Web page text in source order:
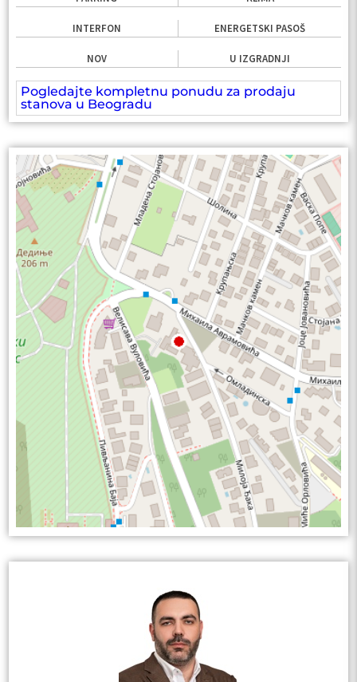
INTERFON ENERGETSKI PASOŠ
NOV U IZGRADNJI
Pogledajte kompletnu ponudu za prodaju
stanova u Beogradu